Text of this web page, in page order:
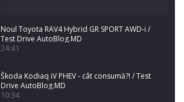
Noul Toyota RAV4 Hybrid GR SPORT AWD-i /
Test Drive AutoBlog.MD
24:41
Škoda Kodiaq iV PHEV - cât consumă?! / Test
Drive AutoBlog.MD
10:34